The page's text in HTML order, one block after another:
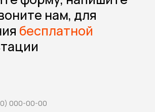
нам, для
бесплатной